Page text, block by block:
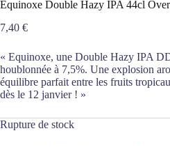
Equinoxe Double Hazy IPA 44cl
7,40 €
« Equinoxe, une Double Hazy IPA
houblonnée à 7,5%. Une explosion
équilibre parfait entre les fruits
dès le 12 janvier ! »
Rupture de stock